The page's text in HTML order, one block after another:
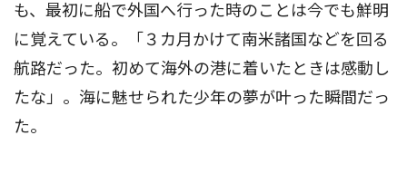
も、最初に船で外国へ行った時のことは今でも鮮明
に覚えている。「３カ月かけて南米諸国などを回る
航路だった。初めて海外の港に着いたときは感動し
たな」。海に魅せられた少年の夢が叶った瞬間だっ
た。